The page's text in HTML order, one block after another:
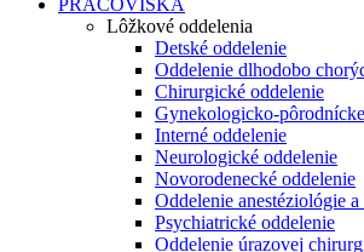
PRACOVISKÁ
Lôžkové oddelenia
Detské oddelenie
Oddelenie dlhodobo
Chirurgické oddelenie
Gynekologicko-
Interné oddelenie
Neurologické oddelenie
Novorodenecké oddelenie
Oddelenie anestéziológie
Psychiatrické oddelenie
Oddelenie úrazovej